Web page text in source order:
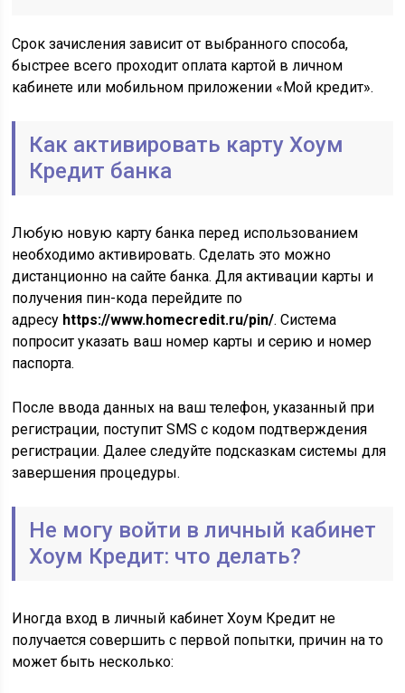
Срок зачисления зависит от выбранного способа,
быстрее всего проходит оплата картой в личном
кабинете или мобильном приложении «Мой кредит».
Как активировать карту Хоум
Кредит банка
Любую новую карту банка перед использованием
необходимо активировать. Сделать это можно
дистанционно на сайте банка. Для активации карты и
получения пин-кода перейдите по
адресу https://www.homecredit.ru/pin/. Система
попросит указать ваш номер карты и серию и номер
паспорта.
После ввода данных на ваш телефон, указанный при
регистрации, поступит SMS с кодом подтверждения
регистрации. Далее следуйте подсказкам системы для
завершения процедуры.
Не могу войти в личный кабинет
Хоум Кредит: что делать?
Иногда вход в личный кабинет Хоум Кредит не
получается совершить с первой попытки, причин на то
может быть несколько: